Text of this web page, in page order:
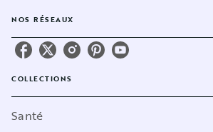
NOS RÉSEAUX
COLLECTIONS
Santé